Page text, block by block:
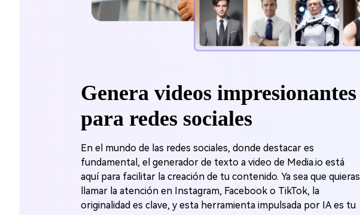
Genera videos impresionantes
para redes sociales
En el mundo de las redes sociales, donde destacar es
fundamental, el generador de texto a video de Media.io está
aquí para facilitar la creación de tu contenido. Ya sea que quieras
llamar la atención en Instagram, Facebook o TikTok, la
originalidad es clave, y esta herramienta impulsada por IA es tu